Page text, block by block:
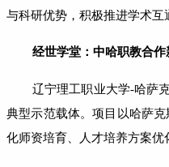
与科研优势，积极推进学术
经世学堂：中哈职教合作
辽宁理工职业大学-哈萨
典型示范载体。项目以哈萨
化师资培育、人才培养方案